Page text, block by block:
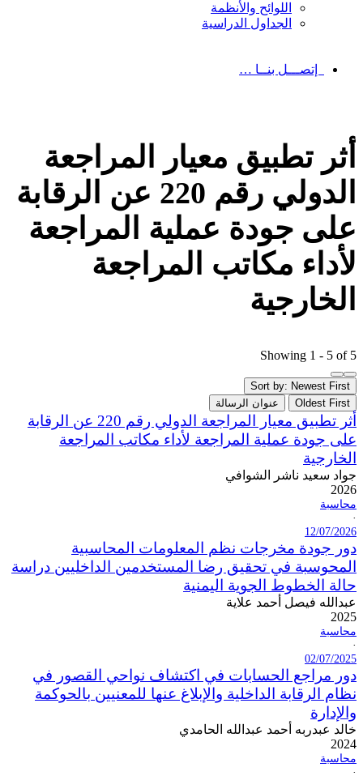
اللوائح والأنظمة
الجداول الدراسية
إتصـــل بنــا …
أثر تطبيق معيار المراجعة
الدولي رقم 220 عن الرقابة
على جودة عملية المراجعة
لأداء مكاتب المراجعة
الخارجية
Showing 1 - 5 of 5
Sort by: Newest First
Oldest First
عنوان الرسالة
أثر تطبيق معيار المراجعة الدولي رقم 220 عن الرقابة
على جودة عملية المراجعة لأداء مكاتب المراجعة
الخارجية
جواد سعيد ناشر الشوافي
2026
محاسبة
·
12/07/2026
دور جودة مخرجات نظم المعلومات المحاسبية
المحوسبة في تحقيق رضا المستخدمين الداخليين دراسة
حالة الخطوط الجوية اليمنية
عبدالله فيصل أحمد علاية
2025
محاسبة
·
02/07/2025
دور مراجع الحسابات في اكتشاف نواحي القصور في
نظام الرقابة الداخلية والإبلاغ عنها للمعنيين بالحوكمة
والإدارة
خالد عبدربه أحمد عبدالله الحامدي
2024
محاسبة
·